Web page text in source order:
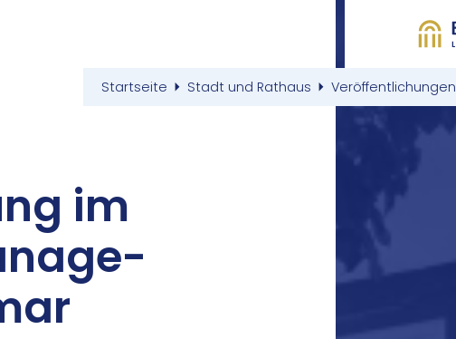
Startseite Stadt und Rathaus Veröffentlichungen
im